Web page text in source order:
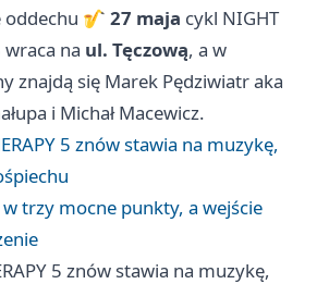
oddechu 🎷 27 maja cykl NIGHT
wraca na ul. Tęczową, a w
znajdą się Marek Pędziwiatr aka
i Michał Macewicz.
5 znów stawia na muzykę,
w trzy mocne punkty, a wejście
5 znów stawia na muzykę,